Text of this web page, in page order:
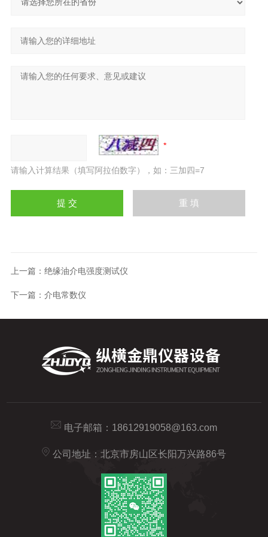
请输入计算结果（填写阿拉伯数字），如：三加四=7
上一篇： 绝缘油介电强度测试仪
下一篇： 介电常数仪
电子邮箱： 18612919058@163.com
公司地址：北京市房山区长阳万兴路86号